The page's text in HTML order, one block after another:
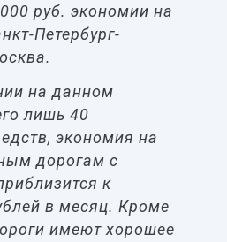
руб. экономии на
Петербург-
на данном
лишь 40
экономия на
дорогам с
к
в месяц. Кроме
имеют хорошее